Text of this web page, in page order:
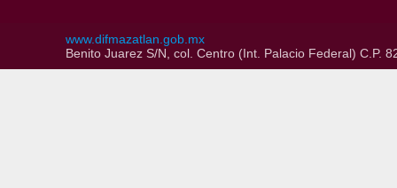
www.difmazatlan.gob.mx
Benito Juarez S/N, col. Centro (Int. Palacio Federal) C.P.